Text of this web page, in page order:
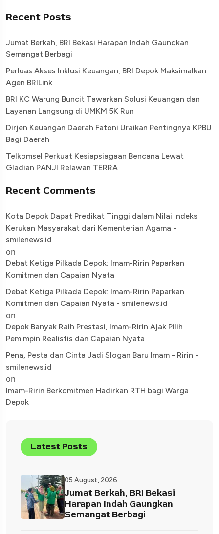
Recent Posts
Jumat Berkah, BRI Bekasi Harapan Indah Gaungkan
Semangat Berbagi
Perluas Akses Inklusi Keuangan, BRI Depok Maksimalkan
Agen BRILink
BRI KC Warung Buncit Tawarkan Solusi Keuangan dan
Layanan Langsung di UMKM 5K Run
Dirjen Keuangan Daerah Fatoni Uraikan Pentingnya KPBU
Bagi Daerah
Telkomsel Perkuat Kesiapsiagaan Bencana Lewat
Gladian PANJI Relawan TERRA
Recent Comments
Kota Depok Dapat Predikat Tinggi dalam Nilai Indeks
Kerukan Masyarakat dari Kementerian Agama -
smilenews.id
on
Debat Ketiga Pilkada Depok: Imam-Ririn Paparkan
Komitmen dan Capaian Nyata
Debat Ketiga Pilkada Depok: Imam-Ririn Paparkan
Komitmen dan Capaian Nyata - smilenews.id
on
Depok Banyak Raih Prestasi, Imam-Ririn Ajak Pilih
Pemimpin Realistis dan Capaian Nyata
Pena, Pesta dan Cinta Jadi Slogan Baru Imam - Ririn -
smilenews.id
on
Imam-Ririn Berkomitmen Hadirkan RTH bagi Warga
Depok
Latest Posts
05 August, 2026
Jumat Berkah, BRI Bekasi
Harapan Indah Gaungkan
Semangat Berbagi